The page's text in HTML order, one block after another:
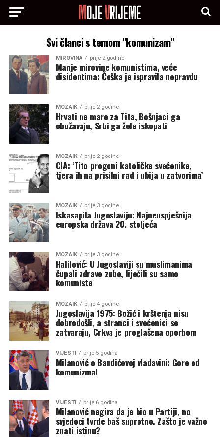
Svi članci s temom "komunizam"
MIROVINA prije 2 godine
Manje mirovine komunistima, veće
disidentima: Češka je ispravila nepravdu
MOZAIK prije 2 godine
Hrvati ne mare za Tita, Bošnjaci ga
obožavaju, Srbi ga žele iskopati
MOZAIK prije 2 godine
CIA: ‘Tito progoni katoličke svećenike,
tjera ih na prisilni rad i ubija u zatvorima’
MOZAIK prije 3 godine
Iskasapila Jugoslaviju: Najneuspješnija
europska država 20. stoljeća
MOZAIK prije 3 godine
Halilović: U Jugoslaviji su muslimanima
čupali zdrave zube, liječili su samo
komuniste
MOZAIK prije 4 godine
Jugoslavija 1975: Božić i krštenja nisu
dobrodošli, a stranci i svećenici se
zatvaraju, Crkva je proglašena oporbom
VIJESTI prije 5 godina
Milanović o Bandićevoj vladavini: Gore od
komunizma!
VIJESTI prije 6 godina
Milanović negira da je bio u Partiji, no
svjedoci tvrde baš suprotno. Zašto je važno
znati istinu?